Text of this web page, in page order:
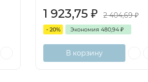
1 923,75₽ 2 404,69₽
- 20% Экономия480,94₽
В корзину